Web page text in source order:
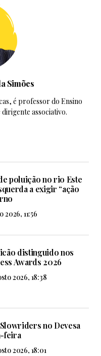
Simões
é professor do Ensino
associativo.
poluição no rio Este
a exigir “ação
2026, 11:56
distinguido nos
Awards 2026
2026, 18:38
no Devesa
feira
2026, 18:01